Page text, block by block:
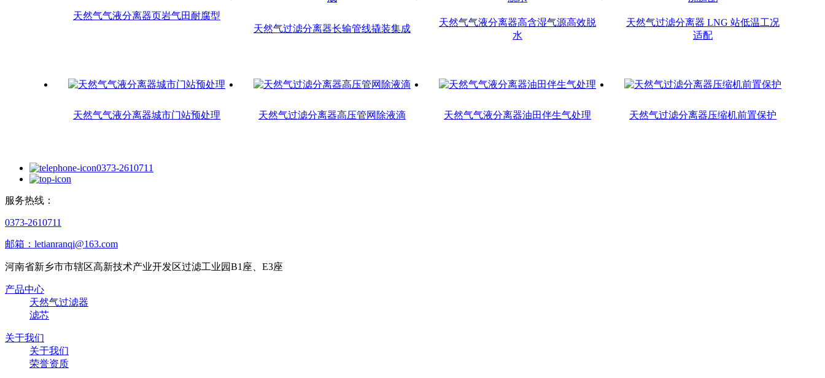
天然气气液分离器页岩气田耐腐型
天然气过滤分离器长输管线撬装集成
天然气气液分离器高含湿气源高效脱
水
天然气过滤分离器 LNG 站低温工况
适配
天然气气液分离器城市门站预处理 天然气过滤分离器高压管网除液滴 天然气气液分离器油田伴生气处理 天然气过滤分离器压缩机前置保护
0373-2610711
服务热线：
0373-2610711
邮箱：letianranqi@163.com
河南省新乡市市辖区高新技术产业开发区过滤工业园B1座、E3座
产品中心
天然气过滤器
滤芯
关于我们
关于我们
荣誉资质